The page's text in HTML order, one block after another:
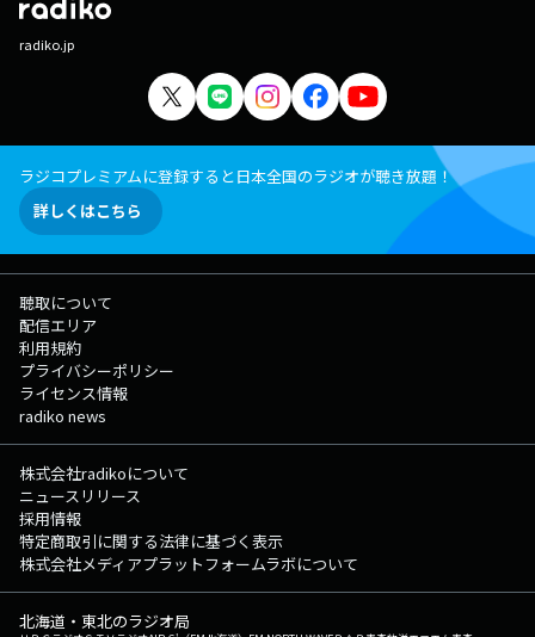
radiko.jp
ラジコプレミアムに登録すると日本全国のラジオが聴き放題！
詳しくはこちら
聴取について
配信エリア
利用規約
プライバシーポリシー
ライセンス情報
radiko news
株式会社radikoについて
ニュースリリース
採用情報
特定商取引に関する法律に基づく表示
株式会社メディアプラットフォームラボについて
北海道・東北のラジオ局